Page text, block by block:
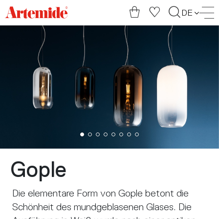
Artemide
home
page
DE
Gople
Die elementare Form von Gople betont die
Schönheit des mundgeblasenen Glases. Die